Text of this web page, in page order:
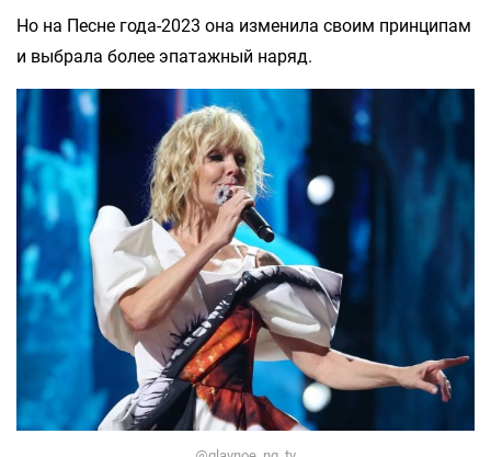
Но на Песне года-2023 она изменила своим принципам
и выбрала более эпатажный наряд.